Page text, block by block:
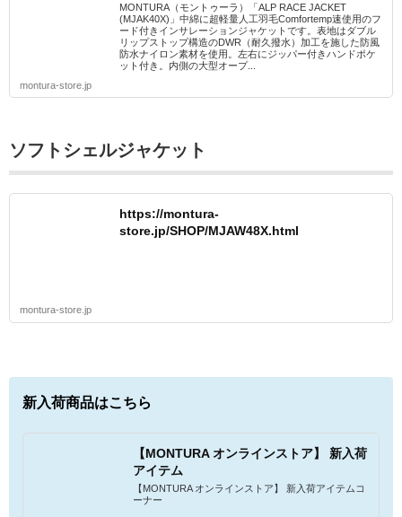
MONTURA（モントゥーラ）「ALP RACE JACKET
(MJAK40X)」中綿に超軽量人工羽毛Comfortemp速使用のフ
ード付きインサレーションジャケットです。表地はダブル
リップストップ構造のDWR（耐久撥水）加工を施した防風
防水ナイロン素材を使用。左右にジッパー付きハンドポケ
ット付き。内側の大型オープ...
montura-store.jp
ソフトシェルジャケット
https://montura-
store.jp/SHOP/MJAW48X.html
montura-store.jp
新入荷商品はこちら
【MONTURA オンラインストア】 新入荷
アイテム
【MONTURA オンラインストア】 新入荷アイテムコ
ーナー